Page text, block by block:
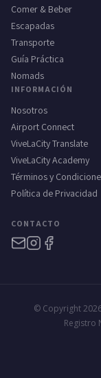
Comer & Beber
Escapadas
Transporte
Guía Práctica
Nomads
INFORMACIÓN
Nosotros
Airport Connect
ViveLaCity Translate
ViveLaCity Academy
Términos y
Política de Privacidad
CONTACTO
© Copyright
Registro